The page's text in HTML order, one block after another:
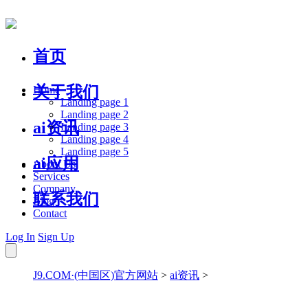
首页
关于我们
ai资讯
ai应用
联系我们
Home
Landing page 1
Landing page 2
Landing page 3
Landing page 4
Landing page 5
About Us
Services
Company
Blog
Contact
Log In Sign Up
J9.COM·(中国区)官方网站 > ai资讯 >